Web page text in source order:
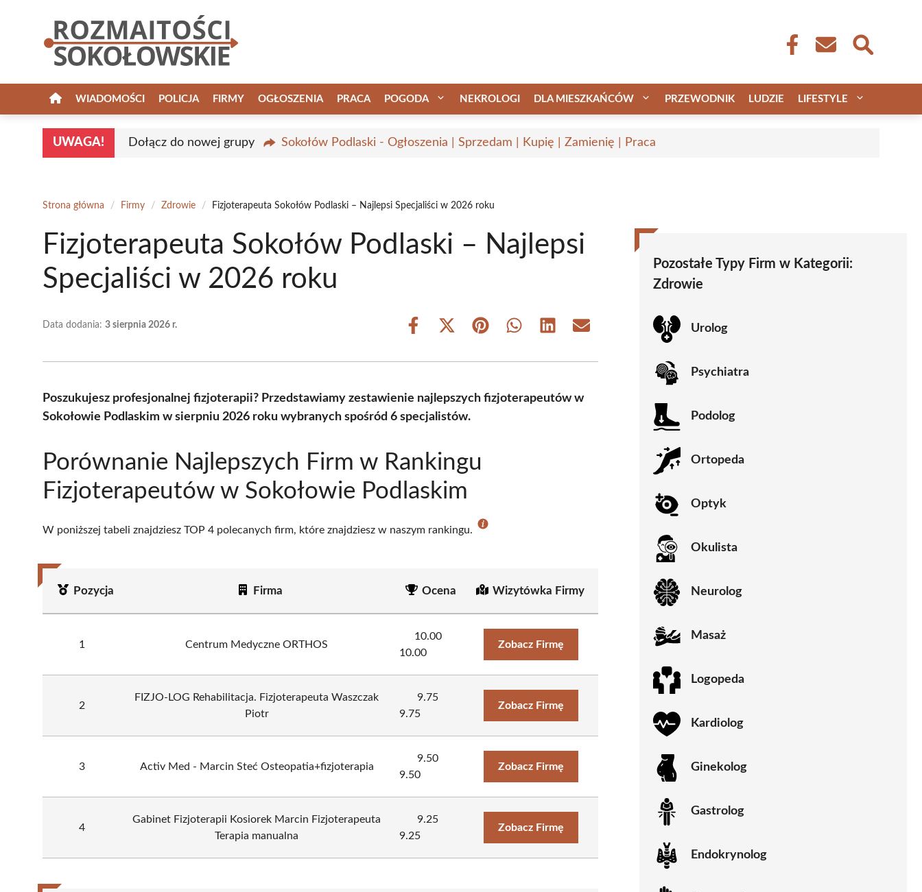
WIADOMOŚCI POLICJA FIRMY OGŁOSZENIA PRACA POGODA NEKROLOGI DLA MIESZKAŃCÓW PRZEWODNIK LUDZIE LIFESTYLE
UWAGA! Dołącz do nowej grupy Sokołów Podlaski - Ogłoszenia | Sprzedam | Kupię | Zamienię | Praca
Strona główna / Firmy / Zdrowie / Fizjoterapeuta Sokołów Podlaski – Najlepsi Specjaliści w 2026 roku
Fizjoterapeuta Sokołów Podlaski – Najlepsi
Specjaliści w 2026 roku
Data dodania: 3 sierpnia 2026 r.
Share
Share
(Twitter)
Share Share Share Share
Poszukujesz profesjonalnej fizjoterapii? Przedstawiamy zestawienie najlepszych fizjoterapeutów w
Sokołowie Podlaskim w sierpniu 2026 roku wybranych spośród 6 specjalistów.
Porównanie Najlepszych Firm w Rankingu
Fizjoterapeutów w Sokołowie Podlaskim
W poniższej tabeli znajdziesz TOP 4 polecanych firm, które znajdziesz w naszym rankingu.
Pozycja Firma Ocena Wizytówka Firmy
1 Centrum Medyczne ORTHOS
10.00
10.00
Zobacz Firmę
2
FIZJO-LOG Rehabilitacja. Fizjoterapeuta Waszczak
Piotr
9.75
9.75
Zobacz Firmę
3 Activ Med - Marcin Steć Osteopatia+fizjoterapia
9.50
9.50
Zobacz Firmę
4
Gabinet Fizjoterapii Kosiorek Marcin Fizjoterapeuta
Terapia manualna
9.25
9.25
Zobacz Firmę
Pozostałe Typy Firm w Kategorii:
Zdrowie
Urolog
Psychiatra
Podolog
Ortopeda
Optyk
Okulista
Neurolog
Masaż
Logopeda
Kardiolog
Ginekolog
Gastrolog
Endokrynolog